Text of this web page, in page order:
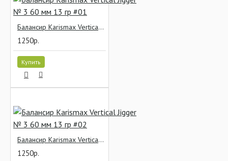
Балансир Karismax Vertical Jigger № 3 60 мм 13 гр #01
1250р.
Купить
Балансир Karismax Vertical Jigger № 3 60 мм 13 гр #02
1250р.